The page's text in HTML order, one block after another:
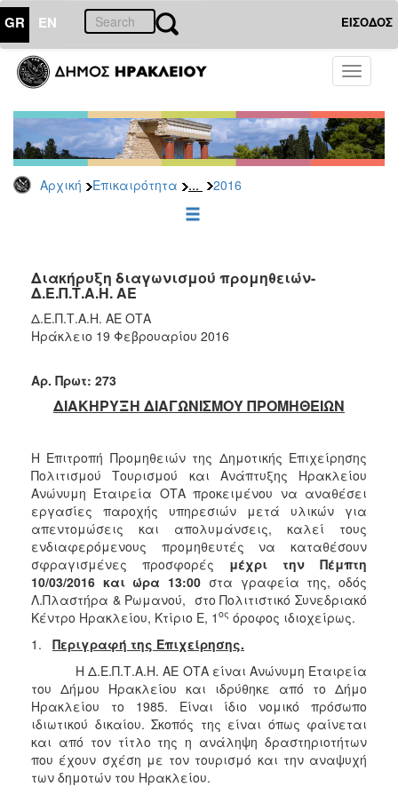
GR EN ΕΙΣΟΔΟΣ
Toggle
Αρχική Επικαιρότητα ... 2016
ΕΠΙΚΑΙΡΟΤΗΤΑ
-
Δημοπρασίες
Αρχείο
2026
2022
2021
2020
2019
2018
2016
2015
2013
ΔΗΜΟΤΗΣ
Διακήρυξη διαγωνισμού προμηθειών-
Δ.Ε.Π.Τ.Α.Η. ΑΕ
Δ.Ε.Π.Τ.Α.Η. ΑΕ ΟΤΑ
Ηράκλειο 19 Φεβρουαρίου 2016
Αρ. Πρωτ: 273
ΔΙΑΚΗΡΥΞΗ ΔΙΑΓΩΝΙΣΜΟΥ ΠΡΟΜΗΘΕΙΩΝ
Η Επιτροπή Προμηθειών της Δημοτικής Επιχείρησης
Πολιτισμού Τουρισμού και Ανάπτυξης Ηρακλείου
Ανώνυμη Εταιρεία ΟΤΑ προκειμένου να αναθέσει
εργασίες παροχής υπηρεσιών μετά υλικών για
απεντομώσεις και απολυμάνσεις, καλεί τους
ενδιαφερόμενους προμηθευτές να καταθέσουν
σφραγισμένες προσφορές μέχρι την Πέμπτη
10/03/2016 και ώρα 13:00 στα γραφεία της, οδός
Λ.Πλαστήρα & Ρωμανού, στο Πολιτιστικό Συνεδριακό
Κέντρο Ηρακλείου, Κτίριο Ε, 1 ος όροφος ιδιοχείρως.
1. Περιγραφή της Επιχείρησης.
Η Δ.Ε.Π.Τ.Α.Η. ΑΕ ΟΤΑ είναι Ανώνυμη Εταιρεία
του Δήμου Ηρακλείου και ιδρύθηκε από το Δήμο
Ηρακλείου το 1985. Είναι ίδιο νομικό πρόσωπο
ιδιωτικού δικαίου. Σκοπός της είναι όπως φαίνεται
και από τον τίτλο της η ανάληψη δραστηριοτήτων
που έχουν σχέση με τον τουρισμό και την αναψυχή
των δημοτών του Ηρακλείου.